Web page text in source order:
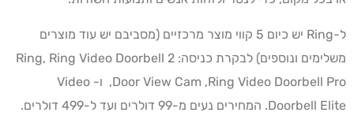
ל-Ring יש כיום 5 קווי מוצר מרכזיים (מסביבם יש עוד מוצרים
משלימים ונוספים) לבקרת כניסה: Ring, Ring Video Doorbell 2
,Door View Cam ,Ring Video Doorbell Pro ו- Video
Doorbell Elite. המחירים נעים מ-99 דולרים ועד ל-499 דולרים.